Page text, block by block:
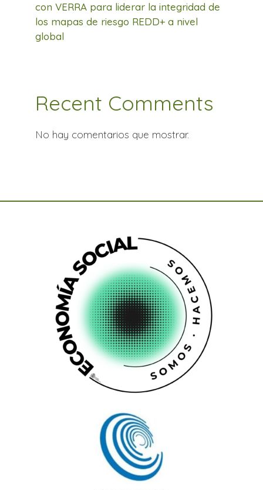
con VERRA para liderar la integridad de
los mapas de riesgo REDD+ a nivel
global
Recent Comments
No hay comentarios que mostrar.